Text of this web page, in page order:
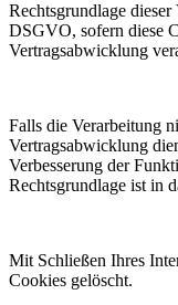
Rechtsgrundlage
DSGVO, sofern diese
Vertragsabwicklung
Falls die Verarbeitung
Vertragsabwicklung
Verbesserung der
Rechtsgrundlage ist in
Mit Schließen Ihres
Cookies gelöscht.